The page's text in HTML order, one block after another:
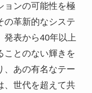
ョンの可能性を極
の革新的なシステ
発表から40年以上
ことのない輝きを
、あの有名なテー
、世代を超えて共